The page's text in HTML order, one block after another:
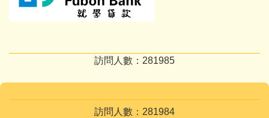
訪問人數： 281985
訪問人數： 281984